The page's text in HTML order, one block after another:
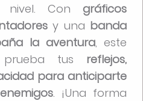
nivel. Con gráficos
y una banda
la aventura, este
tus reflejos,
para anticiparte
. ¡Una forma